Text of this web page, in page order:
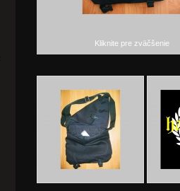
Kliknite pre zväčšenie